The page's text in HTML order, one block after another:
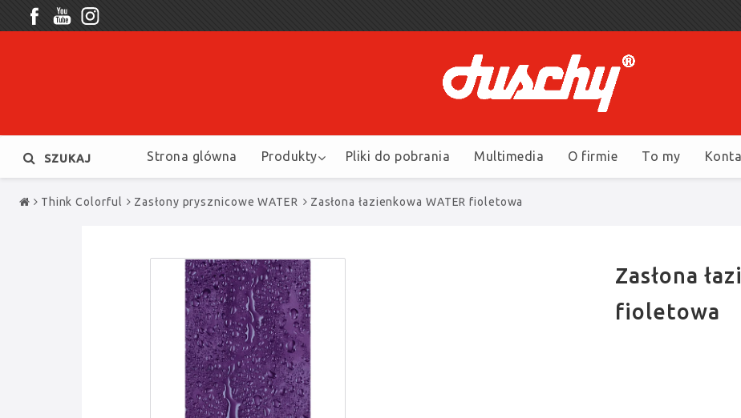
Strona glówna Produkty Pliki do pobrania Multimedia O firmie To my
SZUKAJ
Think Colorful Zasłony prysznicowe WATER Zasłona łazienkowa WATER fioletowa
Zasłona
fioletowa